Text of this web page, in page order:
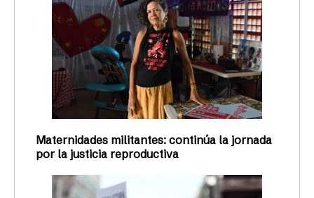
Maternidades militantes: continúa la jornada
por la justicia reproductiva